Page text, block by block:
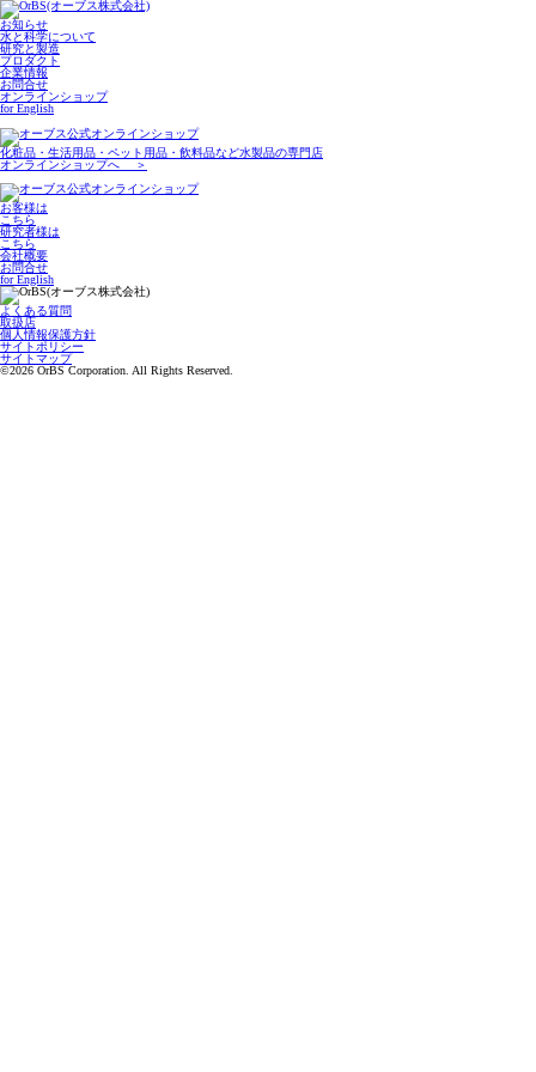
お知らせ
水と科学について
研究と製造
プロダクト
企業情報
お問合せ
オンラインショップ
for English
化粧品・生活用品・ペット用品・飲料品など水製品の専門店
オンラインショップへ ＞
お客様は
こちら
研究者様は
こちら
会社概要
お問合せ
for English
よくある質問
取扱店
個人情報保護方針
サイトポリシー
サイトマップ
©2026 OrBS Corporation. All Rights Reserved.